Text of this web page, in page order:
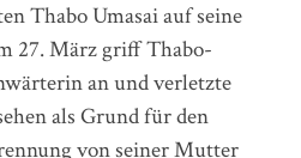
Thabo Umasai auf seine
27. März griff Thabo-
an und verletzte
als Grund für den
von seiner Mutter